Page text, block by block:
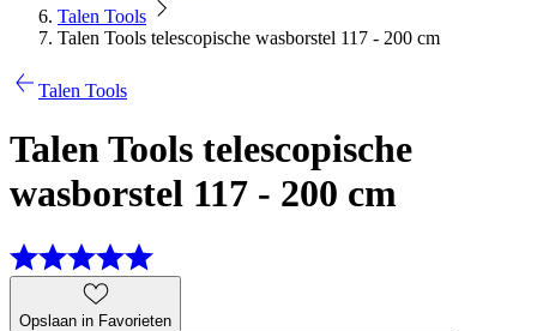
Talen Tools
Talen Tools telescopische wasborstel 117 - 200 cm
Talen Tools
Talen Tools telescopische
wasborstel 117 - 200 cm
Opslaan in Favorieten